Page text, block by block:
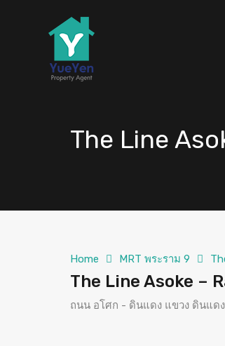
The Line
Home MRT พระราม 9
The Line Asoke –
ถนน อโศก - ดินแดง แขวง ดินแด